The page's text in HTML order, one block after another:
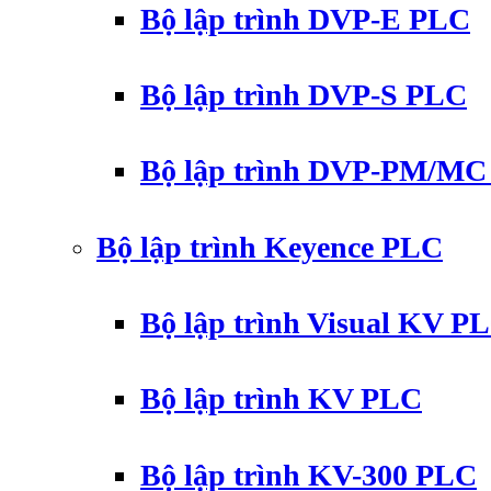
Bộ lập trình DVP-E PLC
Bộ lập trình DVP-S PLC
Bộ lập trình DVP-PM/
Bộ lập trình Keyence PLC
Bộ lập trình Visual KV
Bộ lập trình KV PLC
Bộ lập trình KV-300 PLC